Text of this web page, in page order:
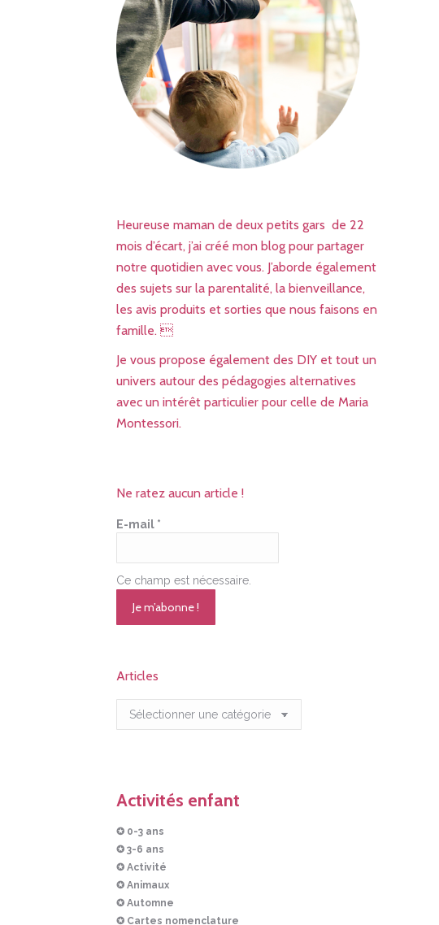
Heureuse maman de deux petits gars de 22
mois d’écart, j’ai créé mon blog pour partager
notre quotidien avec vous. J’aborde également
des sujets sur la parentalité, la bienveillance,
les avis produits et sorties que nous faisons en
famille. 
Je vous propose également des DIY et tout un
univers autour des pédagogies alternatives
avec un intérêt particulier pour celle de Maria
Montessori.
Ne ratez aucun article !
E-mail *
Ce champ est nécessaire.
Articles
Articles
Activités enfant
✪ 0-3 ans
✪ 3-6 ans
✪ Activité
✪ Animaux
✪ Automne
✪ Cartes nomenclature